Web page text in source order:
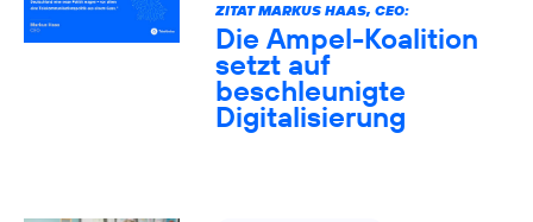
ZITAT MARKUS HAAS, CEO:
Die Ampel-Koalition
setzt auf
beschleunigte
Digitalisierung